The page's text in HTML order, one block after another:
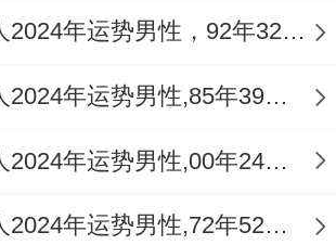
年癸水官星透出，却坐巳火劫
生严重不满。
水正官冲克婚姻宫午火。子午
，是为动荡之年夫妻观念冲突
1992年属猴人2024年运势男性，92年32岁属猴男2024年每月运程怎么样
1985年属牛人2024年运势男性,85年39岁属牛男2024年每月运程怎么样
2000年属龙人2024年运势男性,00年24岁属龙男2024年每月运程怎么样
1972年属鼠人2024年运势男性,72年52岁属鼠男2024年每月运程怎么样